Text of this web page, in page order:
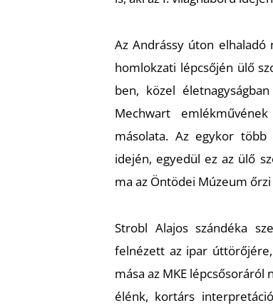
Az Andrássy úton elhaladó
homlokzati lépcsőjén ülő
ben, közel
Mechwart
másolata. Az egykor
idején, egyedül ez az ülő
ma az Öntödei Múzeum
Strobl Alajos szándéka
felnézett az ipar
mása az MKE
élénk, kortárs